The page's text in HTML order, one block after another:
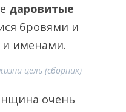
даровитые
бровями и
и именами.
цель (сборник)
очень